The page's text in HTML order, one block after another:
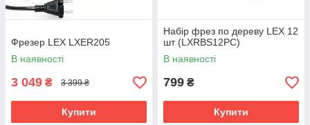
Фрезер LEX LXER205
В наявності
3 049 ₴ 3 399 ₴
Купити
Набір фрез по дереву LEX 12
шт (LXRBS12PC)
В наявності
799 ₴
Купити